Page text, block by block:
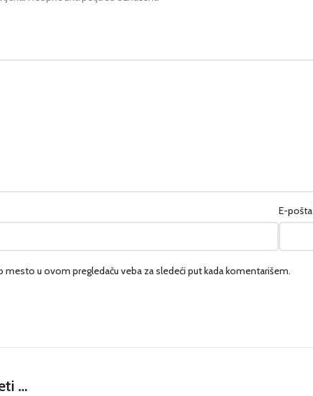
E-pošta
mesto u ovom pregledaču veba za sledeći put kada komentarišem.
…